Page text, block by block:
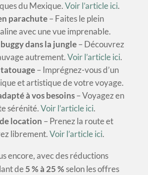
du Mexique.Voir l’article ici.
parachute– Faites le plein
avec une vue imprenable.
dans la jungle– Découvrez
autrement.Voir l’article ici.
tatouage– Imprégnez-vous d’un
et artistique de votre voyage.
à vos besoins– Voyagez en
sérénité.Voir l’article ici.
location – Prenez la route et
librement.Voir l’article ici.
encore, avec des réductions
de5 % à 25 %selon les offres